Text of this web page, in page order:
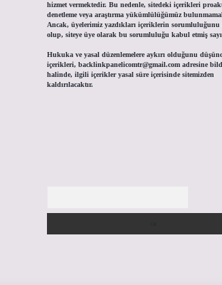
hizmet vermektedir. Bu nedenle, sitedeki içerikleri
denetleme veya araştırma yükümlülüğümüz
Ancak, üyelerimiz yazdıkları içeriklerin sorumluluğunu
olup, siteye üye olarak bu sorumluluğu kabul etmiş
Hukuka ve yasal düzenlemelere aykırı olduğunu
içerikleri, backlinkpanelicomtr@gmail.comadresine
halinde, ilgili içerikler yasal süre içerisinde sitemizden
kaldırılacaktır.